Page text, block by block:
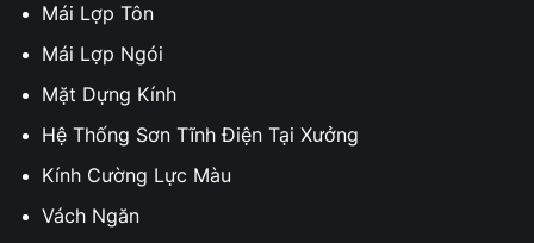
Mái Lợp Tôn
Mái Lợp Ngói
Mặt Dựng Kính
Hệ Thống Sơn Tĩnh Điện Tại Xưởng
Kính Cường Lực Màu
Vách Ngăn